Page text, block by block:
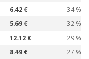
6.42 € 34 %
5.69 € 32 %
12.12 € 29 %
8.49 € 27 %